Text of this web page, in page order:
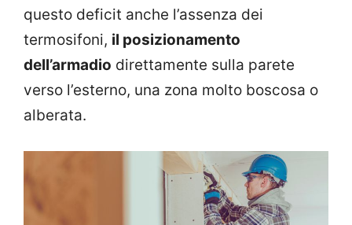
questo deficit anche l’assenza dei
termosifoni, il posizionamento
dell’armadio direttamente sulla parete
verso l’esterno, una zona molto boscosa o
alberata.